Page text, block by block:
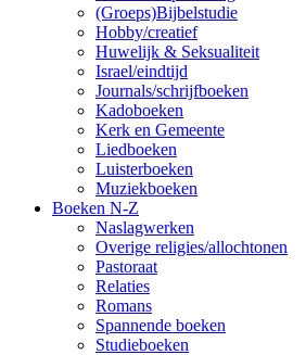
(Groeps)Bijbelstudie
Hobby/creatief
Huwelijk & Seksualiteit
Israel/eindtijd
Journals/schrijfboeken
Kadoboeken
Kerk en Gemeente
Liedboeken
Luisterboeken
Muziekboeken
Boeken N-Z
Naslagwerken
Overige religies/allochtonen
Pastoraat
Relaties
Romans
Spannende boeken
Studieboeken